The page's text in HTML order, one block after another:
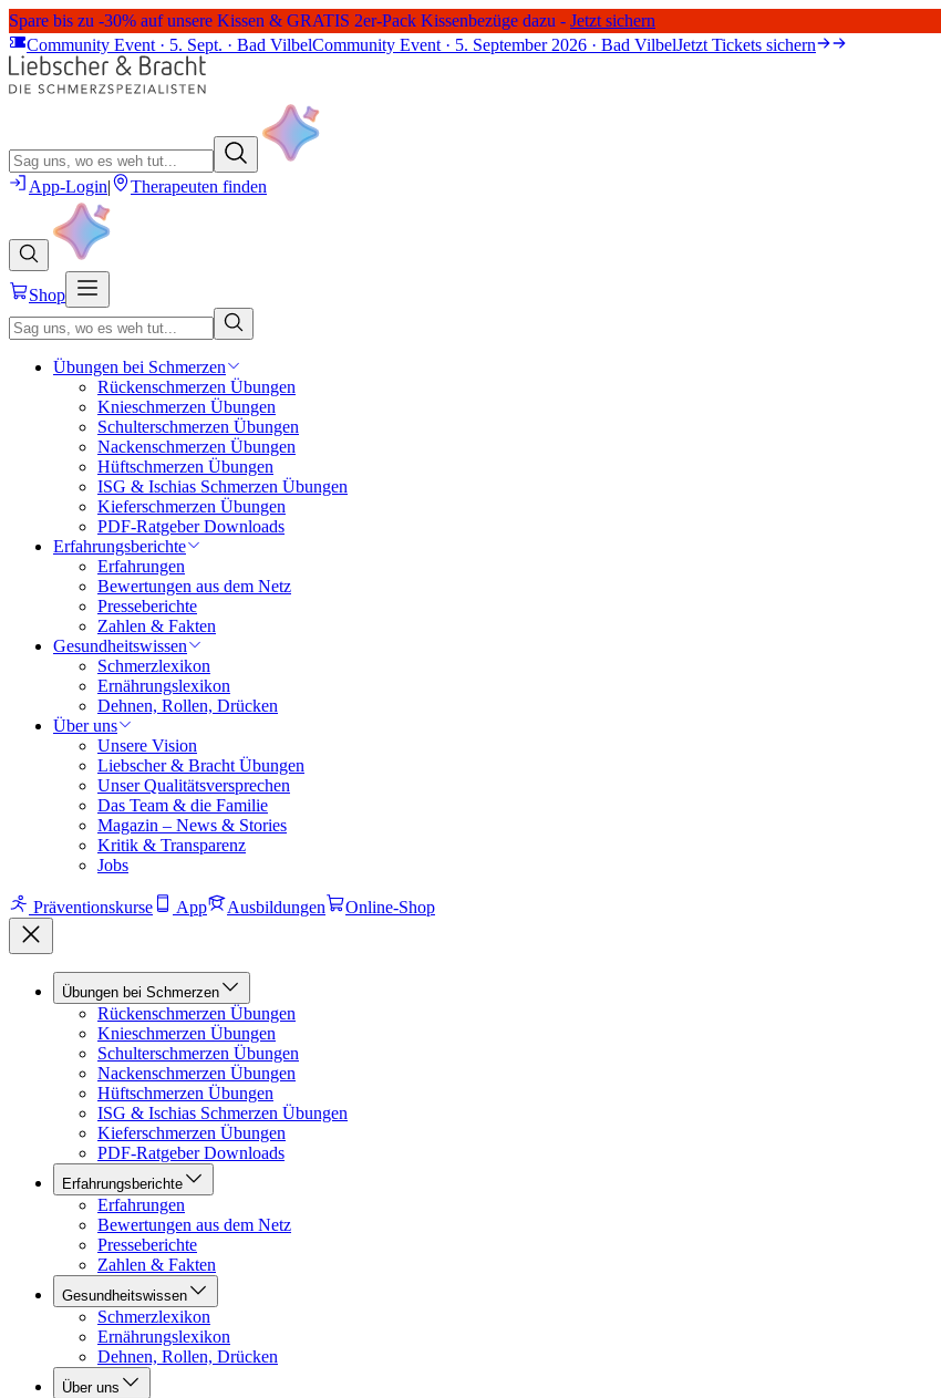
Spare bis zu -30% auf unsere Kissen & GRATIS 2er-Pack Kissenbezüge dazu - Jetzt sichern
Community Event · 5. Sept. · Bad VilbelCommunity Event · 5. September 2026 · Bad VilbelJetzt Tickets sichern
App-Login| Therapeuten finden
Shop
Übungen bei Schmerzen
Rückenschmerzen Übungen
Knieschmerzen Übungen
Schulterschmerzen Übungen
Nackenschmerzen Übungen
Hüftschmerzen Übungen
ISG & Ischias Schmerzen Übungen
Kieferschmerzen Übungen
PDF-Ratgeber Downloads
Erfahrungsberichte
Erfahrungen
Bewertungen aus dem Netz
Presseberichte
Zahlen & Fakten
Gesundheitswissen
Schmerzlexikon
Ernährungslexikon
Dehnen, Rollen, Drücken
Über uns
Unsere Vision
Liebscher & Bracht Übungen
Unser Qualitätsversprechen
Das Team & die Familie
Magazin – News & Stories
Kritik & Transparenz
Jobs
Präventionskurse App Ausbildungen Online-Shop
Übungen bei Schmerzen
Rückenschmerzen Übungen
Knieschmerzen Übungen
Schulterschmerzen Übungen
Nackenschmerzen Übungen
Hüftschmerzen Übungen
ISG & Ischias Schmerzen Übungen
Kieferschmerzen Übungen
PDF-Ratgeber Downloads
Erfahrungsberichte
Erfahrungen
Bewertungen aus dem Netz
Presseberichte
Zahlen & Fakten
Gesundheitswissen
Schmerzlexikon
Ernährungslexikon
Dehnen, Rollen, Drücken
Über uns